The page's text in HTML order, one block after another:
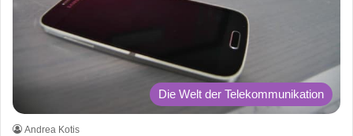
Die Welt der Telekommunikation
Andrea Kotis